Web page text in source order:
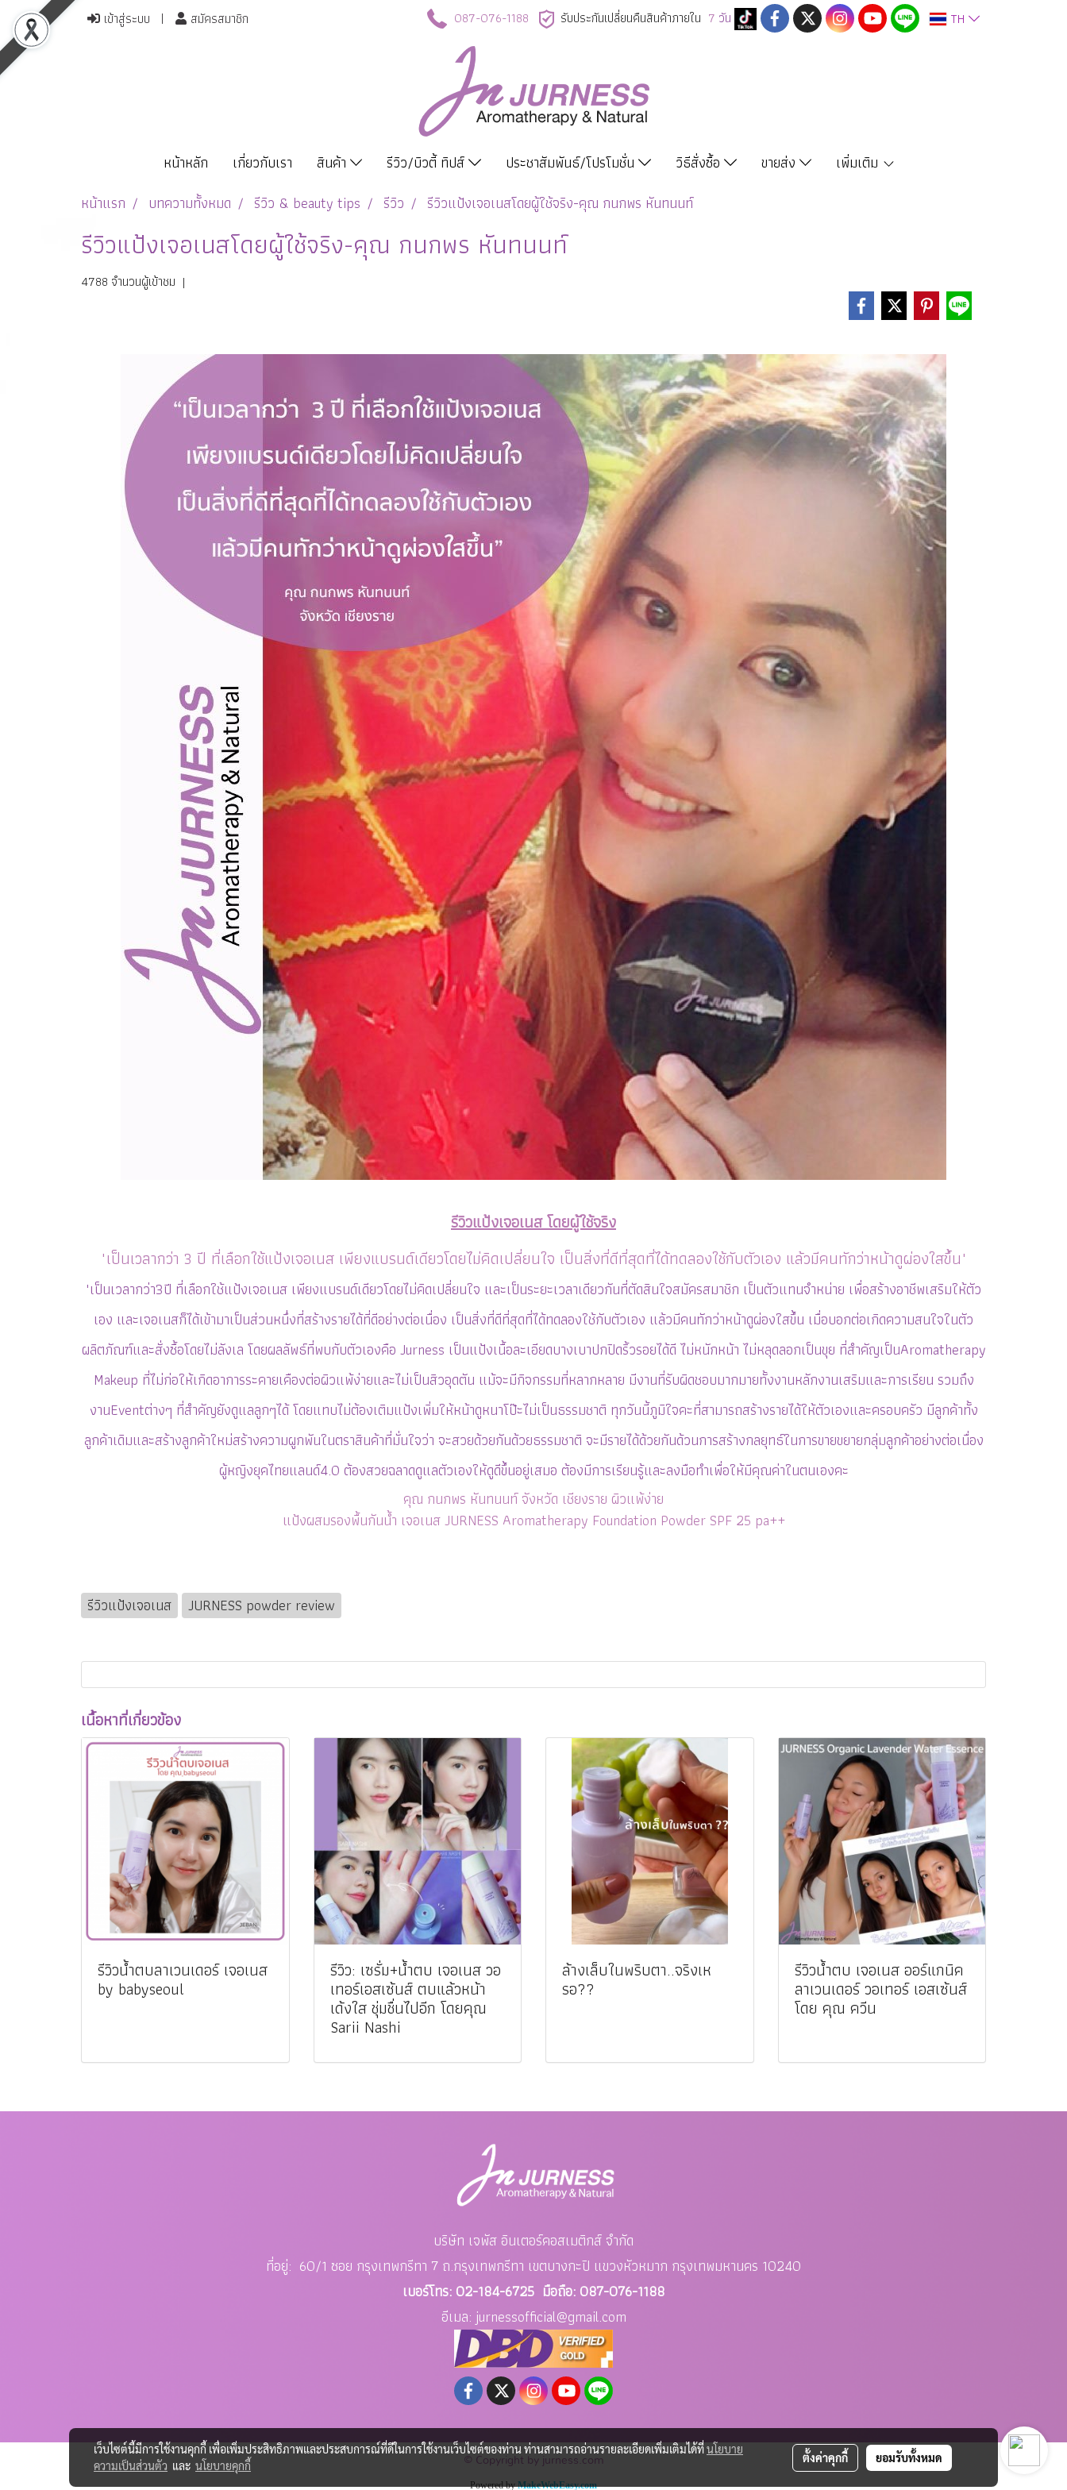
เข้าสู่ระบบ สมัครสมาชิก 087-076-1188 รับประกันเปลี่ยนคืนสินค้าภายใน 7 วัน TH
หน้าหลัก เกี่ยวกับเรา สินค้า รีวิว/บิวตี้ ทิปส์ ประชาสัมพันธ์/โปรโมชั่น วิธีสั่งซื้อ ขายส่ง
เพิ่มเติม
หน้าแรก
บทความทั้งหมด รีวิว & beauty tips รีวิว รีวิวแป้งเจอเนสโดยผู้ใช้จริง-คุณ กนกพร หันทนนท์
รีวิวแป้งเจอเนสโดยผู้ใช้จริง-คุณ กนกพร หันทนนท์
4788 จำนวนผู้เข้าชม |
รีวิวแป้งเจอเนส โดยผู้ใช้จริง
"เป็นเวลากว่า 3 ปี ที่เลือกใช้แป้งเจอเนส เพียงแบรนด์เดียวโดยไม่คิดเปลี่ยนใจ เป็นสิ่งที่ดีที่สุดที่ได้ทดลองใช้กับตัวเอง แล้วมีคนทักว่าหน้าดูผ่องใสขึ้น"
"เป็นเวลากว่า3ปี ที่เลือกใช้แป้งเจอเนส เพียงแบรนด์เดียวโดยไม่คิดเปลี่ยนใจ และเป็นระยะเวลาเดียวกันที่ตัดสินใจสมัครสมาชิก เป็นตัวแทนจำหน่าย เพื่อสร้างอาชีพเสริมให้ตัว
เอง และเจอเนสก็ได้เข้ามาเป็นส่วนหนึ่งที่สร้างรายได้ที่ดีอย่างต่อเนื่อง เป็นสิ่งที่ดีที่สุดที่ได้ทดลองใช้กับตัวเอง แล้วมีคนทักว่าหน้าดูผ่องใสขึ้น เมื่อบอกต่อเกิดความสนใจในตัว
ผลิตภัณฑ์และสั่งซื้อโดยไม่ลังเล โดยผลลัพธ์ที่พบกับตัวเองคือ Jurness เป็นแป้งเนื้อละเอียดบางเบาปกปิดริ้วรอยได้ดี ไม่หนักหน้า ไม่หลุดลอกเป็นขุย ที่สำคัญเป็นAromatherapy
Makeup ที่ไม่ก่อให้เกิดอาการระคายเคืองต่อผิวแพ้ง่ายและไม่เป็นสิวอุดตัน แม้จะมีกิจกรรมที่หลากหลาย มีงานที่รับผิดชอบมากมายทั้งงานหลักงานเสริมและการเรียน รวมถึง
งานEventต่างๆ ที่สำคัญยังดูแลลูกๆได้ โดยแทบไม่ต้องเติมแป้งเพิ่มให้หน้าดูหนาโป๊ะไม่เป็นธรรมชาติ ทุกวันนี้ภูมิใจคะที่สามารถสร้างรายได้ให้ตัวเองและครอบครัว มีลูกค้าทั้ง
ลูกค้าเดิมและสร้างลูกค้าใหม่สร้างความผูกพันในตราสินค้าที่มั่นใจว่า จะสวยด้วยกันด้วยธรรมชาติ จะมีรายได้ด้วยกันด้วนการสร้างกลยุทธ์ในการขายขยายกลุ่มลูกค้าอย่างต่อเนื่อง
ผู้หญิงยุคไทยแลนด์4.0 ต้องสวยฉลาดดูแลตัวเองให้ดูดีขึ้นอยู่เสมอ ต้องมีการเรียนรู้และลงมือทำเพื่อให้มีคุณค่าในตนเองคะ
คุณ กนกพร หันทนนท์ จังหวัด เชียงราย ผิวแพ้ง่าย
แป้งผสมรองพื้นกันน้ำ เจอเนส JURNESS Aromatherapy Foundation Powder SPF 25 pa++
รีวิวแป้งเจอเนส JURNESS powder review
เนื้อหาที่เกี่ยวข้อง
รีวิวน้ำตบลาเวนเดอร์ เจอเนส
by babyseoul
รีวิว: เซรั่ม+น้ำตบ เจอเนส วอ
เทอร์เอสเซ้นส์ ตบแล้วหน้า
เด้งใส ชุ่มชื่นไปอีก โดยคุณ
Sarii Nashi
ล้างเล็บในพริบตา..จริงเห
รอ??
รีวิวน้ำตบ เจอเนส ออร์แกนิค
ลาเวนเดอร์ วอเทอร์ เอสเซ้นส์
โดย คุณ ควีน
บริษัท เจพัส อินเตอร์คอสเมติกส์ จำกัด
ที่อยู่: 60/1 ซอย กรุงเทพกรีทา 7 ถ.กรุงเทพกรีทา เขตบางกะปิ แขวงหัวหมาก กรุงเทพมหานคร 10240
เบอร์โทร: 02-184-6725 มือถือ: 087-076-1188
อีเมล: jurnessofficial@gmail.com
© Copyright by jurness.com
Powered byMakeWebEasy.com
เว็บไซต์นี้มีการใช้งานคุกกี้ เพื่อเพิ่มประสิทธิภาพและประสบการณ์ที่ดีในการใช้งานเว็บไซต์ของท่าน ท่านสามารถอ่านรายละเอียดเพิ่มเติมได้ที่นโยบาย
ความเป็นส่วนตัว และ นโยบายคุกกี้
ตั้งค่าคุกกี้ ยอมรับทั้งหมด